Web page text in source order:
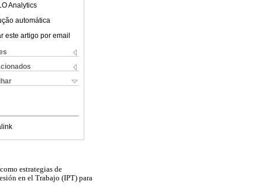
Analytics
automática
este artigo por email
estrategias de
en el Trabajo (IPT) para